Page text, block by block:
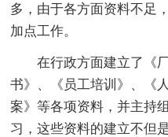
多，由于各方面资料不足
加点工作。
在行政方面建立了《
书》、《员工培训》、《
案》等各项资料，并主持
习，这些资料的建立不但